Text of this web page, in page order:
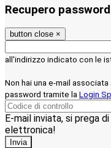
Recupero password
button close ×
all'indirizzo indicato con le
Non hai una e-mail
password tramite la Login
E-mail inviata, si prega
elettronica!